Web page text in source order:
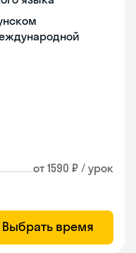
от 1590 ₽ / урок
Выбрать время